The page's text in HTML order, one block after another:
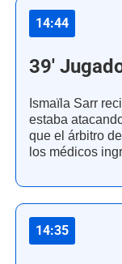
14:44
39'
Ismaïla Sarr
estaba
que el árbitro
los médicos
14:35